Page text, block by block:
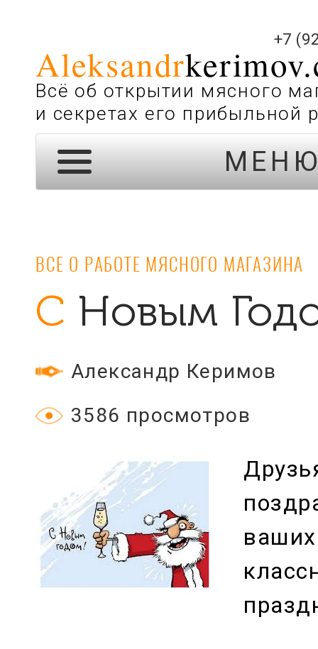
Aleksandr
Всё об открытии мясного
и секретах его прибыльной
+7
ВСЕ О РАБОТЕ МЯСНОГО МАГАЗИНА
С Новым
Александр Керимов
3586 просмотров